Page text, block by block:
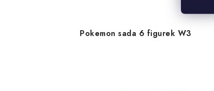
Pokemon sada 6 figurek W3